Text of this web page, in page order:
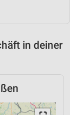
in deiner